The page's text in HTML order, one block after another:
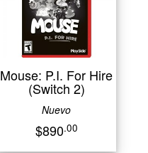
Mouse: P.I. For Hire
(Switch 2)
Nuevo
$890.00